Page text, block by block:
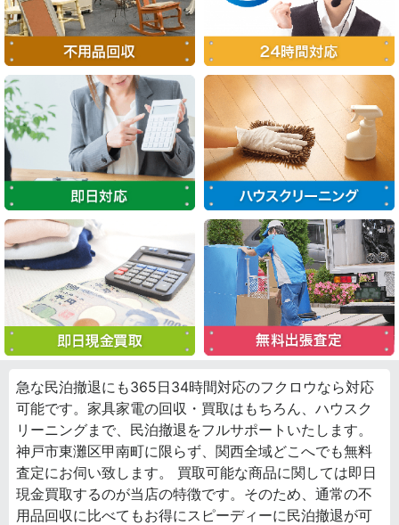
急な民泊撤退にも365日34時間対応のフクロウなら対応
可能です。家具家電の回収・買取はもちろん、ハウスク
リーニングまで、民泊撤退をフルサポートいたします。
神戸市東灘区甲南町に限らず、関西全域どこへでも無料
査定にお伺い致します。 買取可能な商品に関しては即日
現金買取するのが当店の特徴です。そのため、通常の不
用品回収に比べてもお得にスピーディーに民泊撤退が可